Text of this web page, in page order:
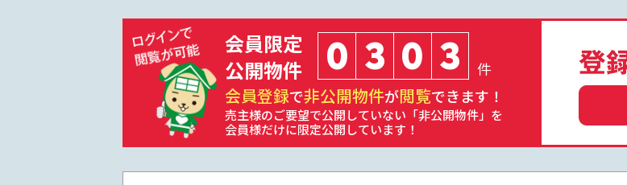
会員限定
公開物件
0 3 0 3 件
会員登録で非公開物件が閲覧できます！
売主様のご要望で公開していない「非公開物件」を
会員様だけに限定公開しています！